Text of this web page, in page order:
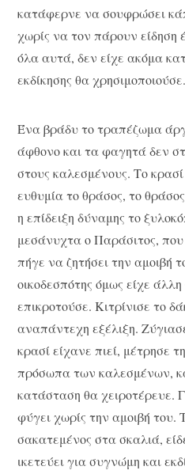
κατάφερνε να σουφρώσει
χωρίς να τον πάρουν είδηση
όλα αυτά, δεν είχε ακόμα
εκδίκησης θα χρησιμοποιούσε.
Ένα βράδυ το τραπέζωμα
άφθονο και τα φαγητά δεν
στους καλεσμένους. Το
ευθυμία το θράσος, το
η επίδειξη δύναμης το
μεσάνυχτα ο Παράσιτος,
πήγε να ζητήσει την αμοιβή
οικοδεσπότης όμως είχε
επικροτούσε. Κιτρίνισε το
αναπάντεχη εξέλιξη.
κρασί είχανε πιεί, μέτρησε
πρόσωπα των καλεσμένων,
κατάσταση θα χειροτέρευε.
φύγει χωρίς την αμοιβή
σακατεμένος στα σκαλιά,
ικετεύει για συγνώμη και